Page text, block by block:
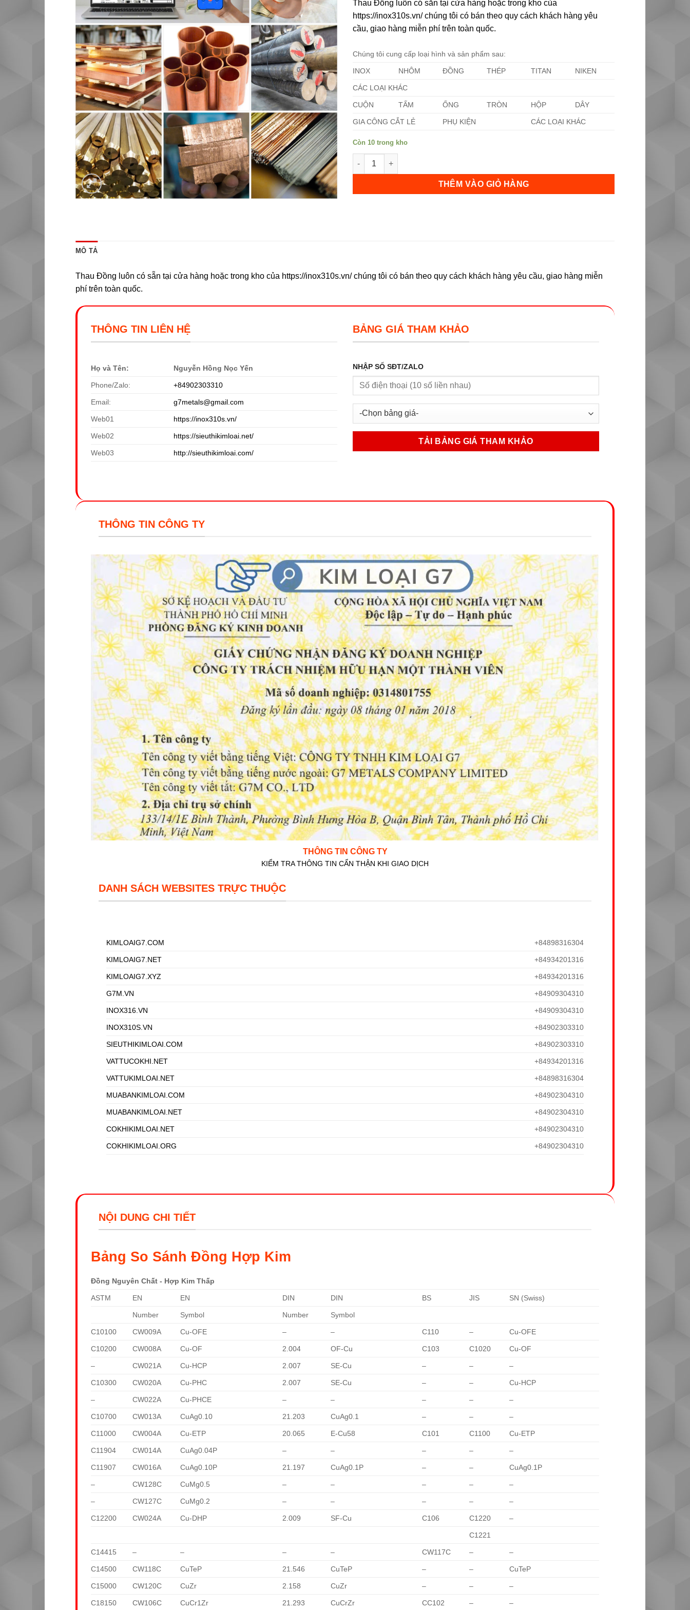
Thau Đồng luôn có sẵn tại cửa hàng hoặc trong kho của
https://inox310s.vn/ chúng tôi có bán theo quy cách khách hàng yêu
cầu, giao hàng miễn phí trên toàn quốc.
Chúng tôi cung cấp loại hình và sản phẩm sau:
INOX NHÔM ĐỒNG THÉP TITAN NIKEN
CÁC LOẠI KHÁC
CUỘN TẤM ỐNG TRÒN HỘP DÂY
GIA CÔNG CẮT LẺ PHỤ KIỆN CÁC LOẠI KHÁC
Còn 10 trong kho
Thau Đồng số lượng
THÊM VÀO GIỎ HÀNG
MÔ TẢ
Thau Đồng luôn có sẵn tại cửa hàng hoặc trong kho của https://inox310s.vn/ chúng tôi có bán theo quy cách khách hàng yêu cầu, giao hàng miễn
phí trên toàn quốc.
THÔNG TIN LIÊN HỆ
Họ và Tên: Nguyễn Hồng Nọc Yến
Phone/Zalo: +84902303310
Email: g7metals@gmail.com
Web01 https://inox310s.vn/
Web02 https://sieuthikimloai.net/
Web03 http://sieuthikimloai.com/
BẢNG GIÁ THAM KHẢO
NHẬP SỐ SĐT/ZALO
THÔNG TIN CÔNG TY
THÔNG TIN CÔNG TY
KIỂM TRA THÔNG TIN CẨN THẬN KHI GIAO DỊCH
DANH SÁCH WEBSITES TRỰC THUỘC
KIMLOAIG7.COM +84898316304
KIMLOAIG7.NET +84934201316
KIMLOAIG7.XYZ +84934201316
G7M.VN +84909304310
INOX316.VN +84909304310
INOX310S.VN +84902303310
SIEUTHIKIMLOAI.COM +84902303310
VATTUCOKHI.NET +84934201316
VATTUKIMLOAI.NET +84898316304
MUABANKIMLOAI.COM +84902304310
MUABANKIMLOAI.NET +84902304310
COKHIKIMLOAI.NET +84902304310
COKHIKIMLOAI.ORG +84902304310
NỘI DUNG CHI TIẾT
Bảng So Sánh Đồng Hợp Kim
Đồng Nguyên Chất - Hợp Kim Thấp
ASTM EN EN DIN DIN BS JIS SN (Swiss)
Number Symbol Number Symbol
C10100 CW009A Cu-OFE – – C110 – Cu-OFE
C10200 CW008A Cu-OF 2.004 OF-Cu C103 C1020 Cu-OF
– CW021A Cu-HCP 2.007 SE-Cu – – –
C10300 CW020A Cu-PHC 2.007 SE-Cu – – Cu-HCP
– CW022A Cu-PHCE – – – – –
C10700 CW013A CuAg0.10 21.203 CuAg0.1 – – –
C11000 CW004A Cu-ETP 20.065 E-Cu58 C101 C1100 Cu-ETP
C11904 CW014A CuAg0.04P – – – – –
C11907 CW016A CuAg0.10P 21.197 CuAg0.1P – – CuAg0.1P
– CW128C CuMg0.5 – – – – –
– CW127C CuMg0.2 – – – – –
C12200 CW024A Cu-DHP 2.009 SF-Cu C106 C1220 –
C1221
C14415 – – – – CW117C – –
C14500 CW118C CuTeP 21.546 CuTeP – – CuTeP
C15000 CW120C CuZr 2.158 CuZr – – –
C18150 CW106C CuCr1Zr 21.293 CuCrZr CC102 – –
Không hiển thị lại nữa!